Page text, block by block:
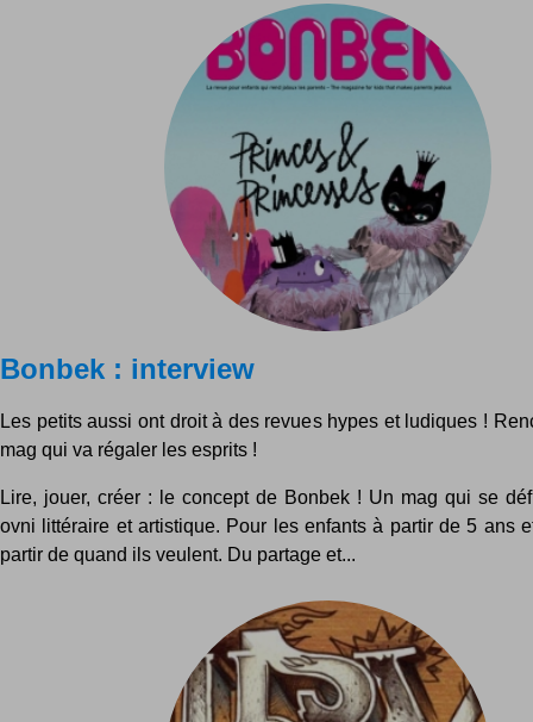
Bonbek : interview
Les petits aussi ont droit à des revues hypes et ludiques !
mag qui va régaler les esprits !
Lire, jouer, créer : le concept de Bonbek ! Un mag qui se
ovni littéraire et artistique. Pour les enfants à partir de 5 ans
partir de quand ils veulent. Du partage et...